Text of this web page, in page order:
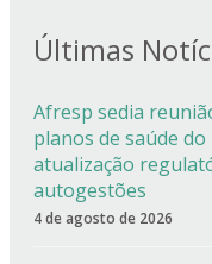
Últimas
Afresp sedia
planos de saúde
atualização
autogestões
4 de agosto de 2026